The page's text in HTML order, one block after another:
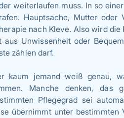
weiterlaufen muss. In so
Hauptsache, Mutter oder
nach Kleve. Also wird die
Unwissenheit oder
zählen darf.
kaum jemand weiß genau,
Manche denken,
Pflegegrad sei
übernimmt unter bestimmten